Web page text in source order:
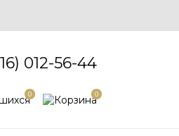
012-56-44
0 0